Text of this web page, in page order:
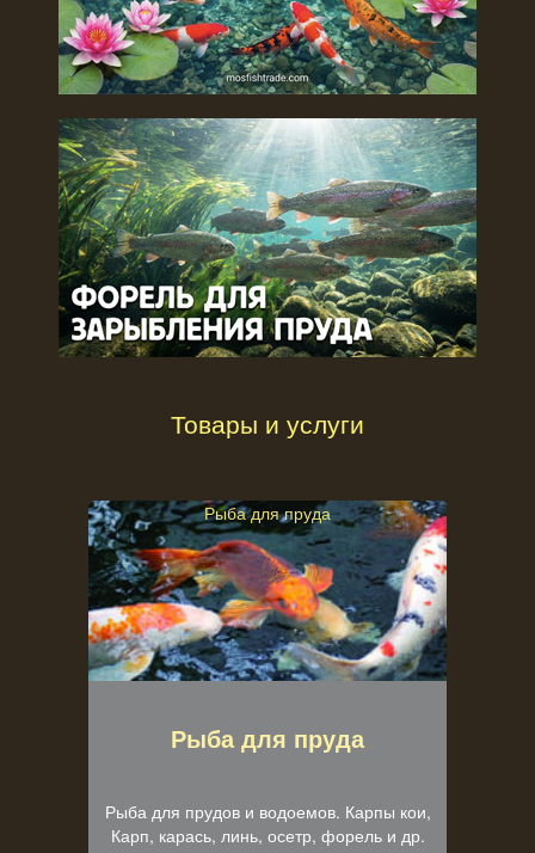
Товары и услуги
Рыба для пруда
Рыба для прудов и водоемов. Карпы кои,
Карп, карась, линь, осетр, форель и др.
Рыба для пруда